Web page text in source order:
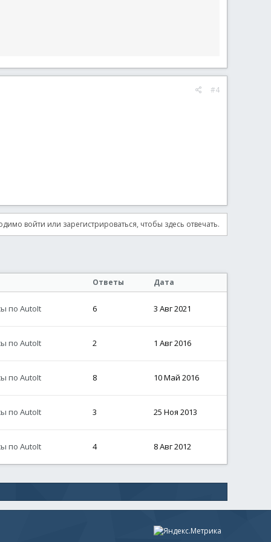
#4
войти или зарегистрироваться, чтобы здесь отвечать.
Ответы Дата
по AutoIt 6 3 Авг 2021
по AutoIt 2 1 Авг 2016
по AutoIt 8 10 Май 2016
по AutoIt 3 25 Ноя 2013
по AutoIt 4 8 Авг 2012